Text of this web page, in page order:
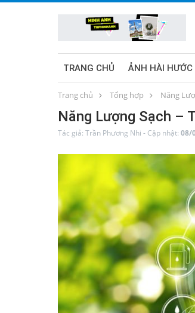
TRANG CHỦ ẢNH HÀI HƯỚC
HÌNH NỀN MÁY TÍNH
Trang chủ Tổng hợp Năng
Năng Lượng Sạch –
Tác giả: Trần Phương Nhi - Cập nhật: 08/